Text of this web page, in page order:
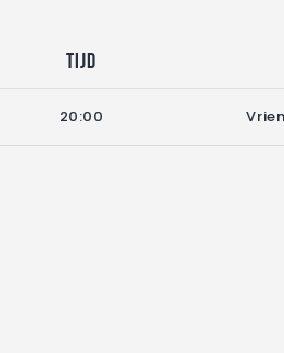
Tijd
20:00